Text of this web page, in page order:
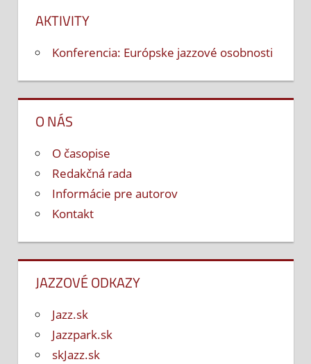
AKTIVITY
Konferencia: Európske jazzové osobnosti
O NÁS
O časopise
Redakčná rada
Informácie pre autorov
Kontakt
JAZZOVÉ ODKAZY
Jazz.sk
Jazzpark.sk
skJazz.sk